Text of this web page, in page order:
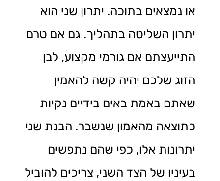
או נמצאים בתוכה. יתרון שני הוא
יתרון השליטה בתהליך. גם אם טרם
התייעצתם אם גורמי מקצוע, לבן
הזוג שלכם יהיה קשה להאמין
שאתם באמת באים בידיים נקיות
כתוצאה מהאמון שנשבר. הבנת שני
יתרונות אלו, כפי שהם נתפשים
בעיניו של הצד השני, צריכים להוביל